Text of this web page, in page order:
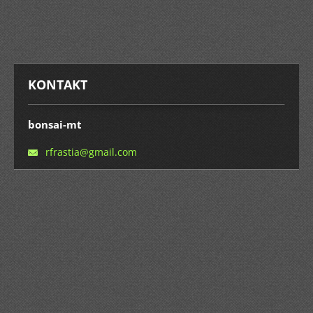
KONTAKT
bonsai-mt
rfrastia@gmail.com